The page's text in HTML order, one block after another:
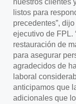
nuestros clientes
listos para
precedentes”,
ejecutivo de FPL.
restauración de
para asegurar
agradecidos de
laboral
anticipamos que
adicionales que